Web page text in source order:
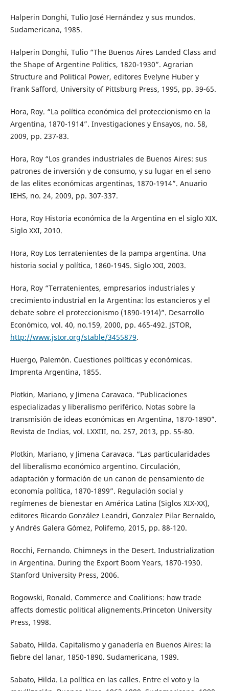
Halperin Donghi, Tulio José Hernández y sus mundos.
Sudamericana, 1985.
Halperin Donghi, Tulio “The Buenos Aires Landed Class and
the Shape of Argentine Politics, 1820-1930”. Agrarian
Structure and Political Power, editores Evelyne Huber y
Frank Safford, University of Pittsburg Press, 1995, pp. 39-65.
Hora, Roy. “La política económica del proteccionismo en la
Argentina, 1870-1914”. Investigaciones y Ensayos, no. 58,
2009, pp. 237-83.
Hora, Roy “Los grandes industriales de Buenos Aires: sus
patrones de inversión y de consumo, y su lugar en el seno
de las elites económicas argentinas, 1870-1914”. Anuario
IEHS, no. 24, 2009, pp. 307-337.
Hora, Roy Historia económica de la Argentina en el siglo XIX.
Siglo XXI, 2010.
Hora, Roy Los terratenientes de la pampa argentina. Una
historia social y política, 1860-1945. Siglo XXI, 2003.
Hora, Roy “Terratenientes, empresarios industriales y
crecimiento industrial en la Argentina: los estancieros y el
debate sobre el proteccionismo (1890-1914)”. Desarrollo
Económico, vol. 40, no.159, 2000, pp. 465-492. JSTOR,
http://www.jstor.org/stable/3455879.
Huergo, Palemón. Cuestiones políticas y económicas.
Imprenta Argentina, 1855.
Plotkin, Mariano, y Jimena Caravaca. “Publicaciones
especializadas y liberalismo periférico. Notas sobre la
transmisión de ideas económicas en Argentina, 1870-1890”.
Revista de Indias, vol. LXXIII, no. 257, 2013, pp. 55-80.
Plotkin, Mariano, y Jimena Caravaca. “Las particularidades
del liberalismo económico argentino. Circulación,
adaptación y formación de un canon de pensamiento de
economía política, 1870-1899”. Regulación social y
regímenes de bienestar en América Latina (Siglos XIX-XX),
editores Ricardo González Leandri, Gonzalez Pilar Bernaldo,
y Andrés Galera Gómez, Polifemo, 2015, pp. 88-120.
Rocchi, Fernando. Chimneys in the Desert. Industrialization
in Argentina. During the Export Boom Years, 1870-1930.
Stanford University Press, 2006.
Rogowski, Ronald. Commerce and Coalitions: how trade
affects domestic political alignements.Princeton University
Press, 1998.
Sabato, Hilda. Capitalismo y ganadería en Buenos Aires: la
fiebre del lanar, 1850-1890. Sudamericana, 1989.
Sabato, Hilda. La política en las calles. Entre el voto y la